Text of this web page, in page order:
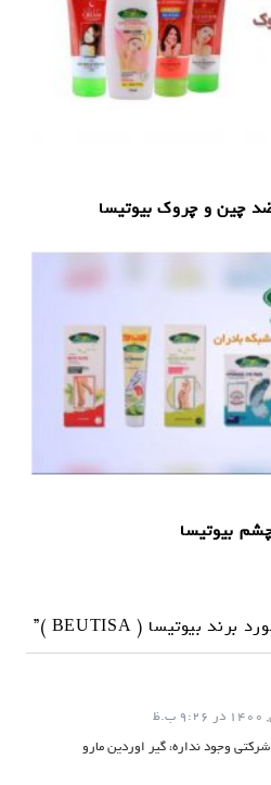
چین و چروک بیوتیسا
بیوتیسا
وجود نداره، گیر اوردین مارو